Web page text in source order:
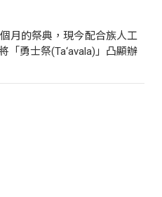
月的祭典，現今配合族人工
「勇士祭(Ta‘avala)」凸顯辦